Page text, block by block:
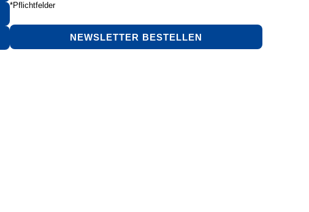
*Pflichtfelder
NEWSLETTER BESTELLEN